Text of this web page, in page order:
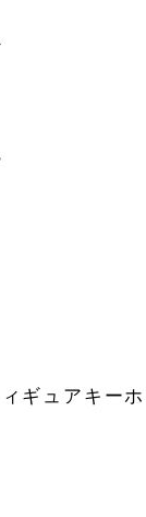
ギュアキーホ